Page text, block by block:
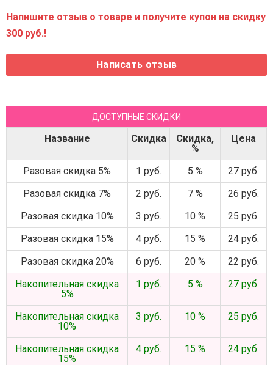
Напишите отзыв о товаре и получите купон на скидку
300 руб.!
ДОСТУПНЫЕ СКИДКИ
Название Скидка
Скидка,
%
Цена
Разовая скидка 5% 1 руб. 5 %
27 руб.
Разовая скидка 7%
2 руб. 7 %
26 руб.
Разовая скидка 10%
3 руб. 10 %
25 руб.
Разовая скидка 15%
4 руб. 15 %
24 руб.
Разовая скидка 20%
6 руб. 20 %
22 руб.
Накопительная скидка
5%
1 руб. 5 % 27 руб.
Накопительная скидка
10%
3 руб. 10 % 25 руб.
Накопительная скидка
15%
4 руб. 15 % 24 руб.